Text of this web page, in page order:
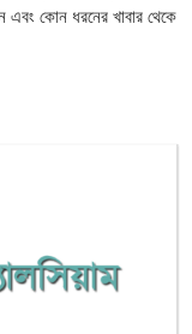
কোন ধরনের খাবার থেকে